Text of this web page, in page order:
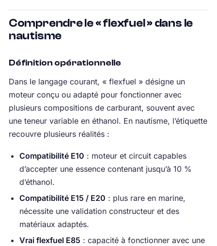
Comprendre le « flexfuel » dans le
nautisme
Définition opérationnelle
Dans le langage courant, « flexfuel » désigne un
moteur conçu ou adapté pour fonctionner avec
plusieurs compositions de carburant, souvent avec
une teneur variable en éthanol. En nautisme, l’étiquette
recouvre plusieurs réalités :
Compatibilité E10 : moteur et circuit capables
d’accepter une essence contenant jusqu’à 10 %
d’éthanol.
Compatibilité E15 / E20 : plus rare en marine,
nécessite une validation constructeur et des
matériaux adaptés.
Vrai flexfuel E85 : capacité à fonctionner avec une